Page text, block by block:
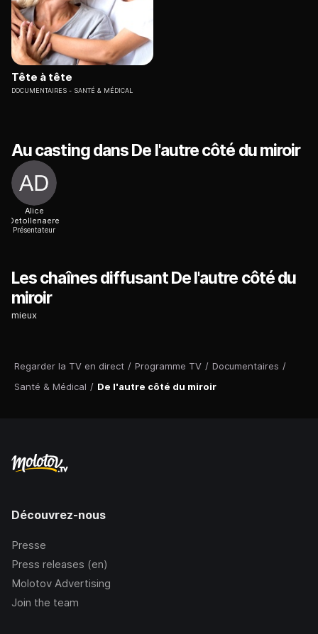
Regarder la TV en direct / Programme TV / Documentaires /
Santé & Médical / De l'autre côté du miroir
Tête à tête
DOCUMENTAIRES SANTÉ & MÉDICAL
Au casting dans De l'autre côté du miroir
Alice
Detollenaere
Présentateur
Les chaînes diffusant De l'autre côté du
miroir
mieux
Découvrez-nous
Presse
Press releases (en)
Molotov Advertising
Join the team